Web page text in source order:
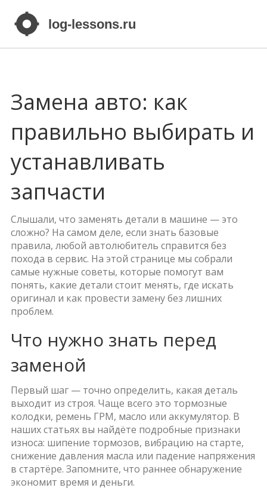
Замена авто: как
правильно выбирать и
устанавливать
запчасти
Слышали, что заменять детали в машине — это
сложно? На самом деле, если знать базовые
правила, любой автолюбитель справится без
похода в сервис. На этой странице мы собрали
самые нужные советы, которые помогут вам
понять, какие детали стоит менять, где искать
оригинал и как провести замену без лишних
проблем.
Что нужно знать перед
заменой
Первый шаг — точно определить, какая деталь
выходит из строя. Чаще всего это тормозные
колодки, ремень ГРМ, масло или аккумулятор. В
наших статьях вы найдёте подробные признаки
износа: шипение тормозов, вибрацию на старте,
снижение давления масла или падение напряжения
в стартёре. Запомните, что раннее обнаружение
экономит время и деньги.